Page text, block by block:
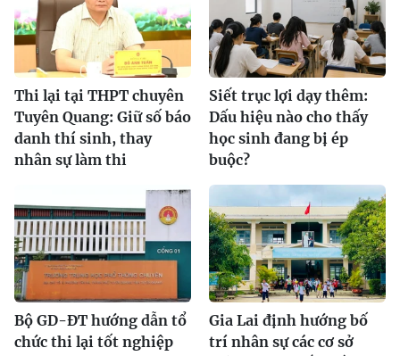
Thi lại tại THPT chuyên
Tuyên Quang: Giữ số báo
danh thí sinh, thay
nhân sự làm thi
Siết trục lợi dạy thêm:
Dấu hiệu nào cho thấy
học sinh đang bị ép
buộc?
Bộ GD-ĐT hướng dẫn tổ
chức thi lại tốt nghiệp
Gia Lai định hướng bố
trí nhân sự các cơ sở